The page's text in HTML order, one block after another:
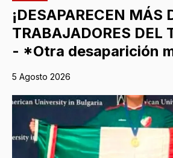
¡DESAPARECEN MÁS
TRABAJADORES DEL
- *Otra desaparición
5 Agosto 2026